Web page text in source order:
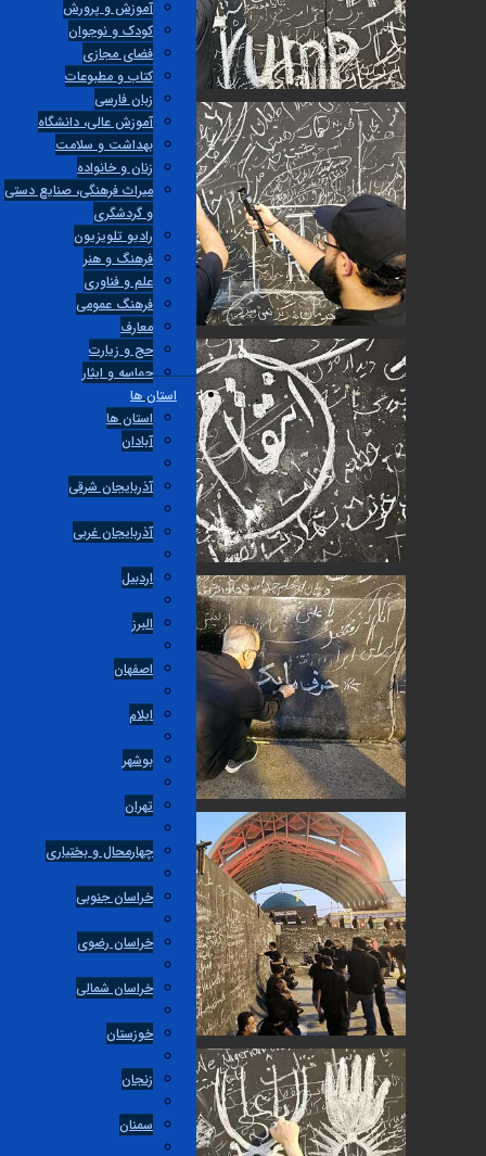
آموزش و پرورش
کودک و نوجوان
فضای مجازی
کتاب و مطبوعات
زبان فارسی
آموزش عالی، دانشگاه
بهداشت و سلامت
زنان و خانواده
میراث فرهنگی، صنایع دستی
و گردشگری
راديو تلويزيون
فرهنگ و هنر
علم و فناوری
فرهنگ عمومی
معارف
حج و زیارت
حماسه و ایثار
استان ها
استان ها
آبادان
آذربایجان شرقی
آذربایجان غربی
اردبیل
اصفهان
بوشهر
تهران
چهارمحال و بختیاری
خراسان جنوبی
خراسان رضوی
خراسان شمالی
خوزستان
زنجان
سمنان